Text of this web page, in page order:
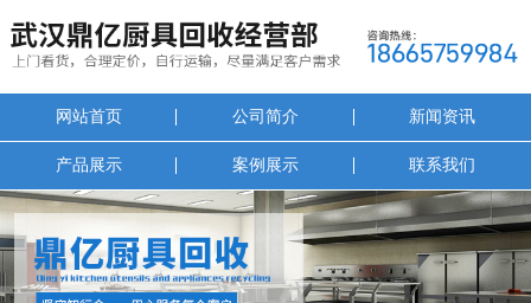
网站首页 公司简介 新闻资讯
产品展示 案例展示 联系我们